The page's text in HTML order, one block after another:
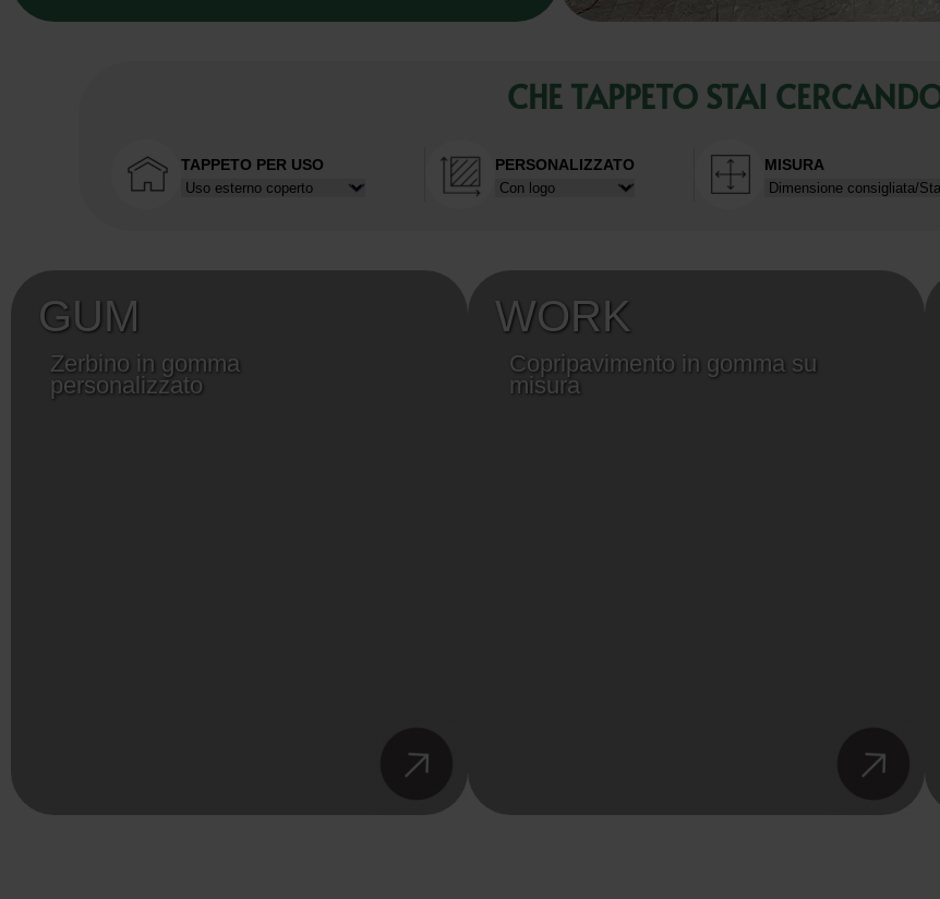
CHE TAPPETO STAI
TAPPETO PER USO PERSONALIZZATO MISURA
GUM
Zerbino in gomma
personalizzato
WORK
Copripavimento in gomma su
misura